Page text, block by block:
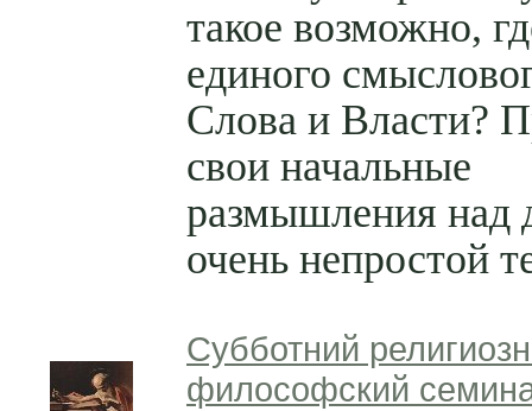
такое возможно,
единого
Слова и Власти?
свои начальные
размышления над
очень непростой
Субботний
философский